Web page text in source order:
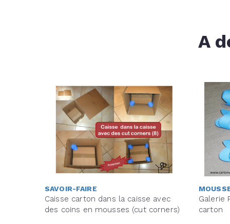
A
SAVOIR-FAIRE
Caisse carton dans la caisse avec
des coins en mousses (cut corners)
Galerie
carton